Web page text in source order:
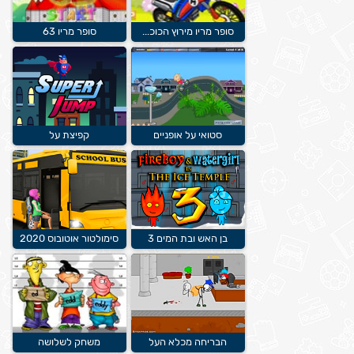
סופר מריו מירוץ הכוכ... סופר מריו 63
סטואי על אופניים קפיצת על
בן האש ובת המים 3 סימולטור אוטובוס 2020
הבריחה מכלא העל משחק לשלושה